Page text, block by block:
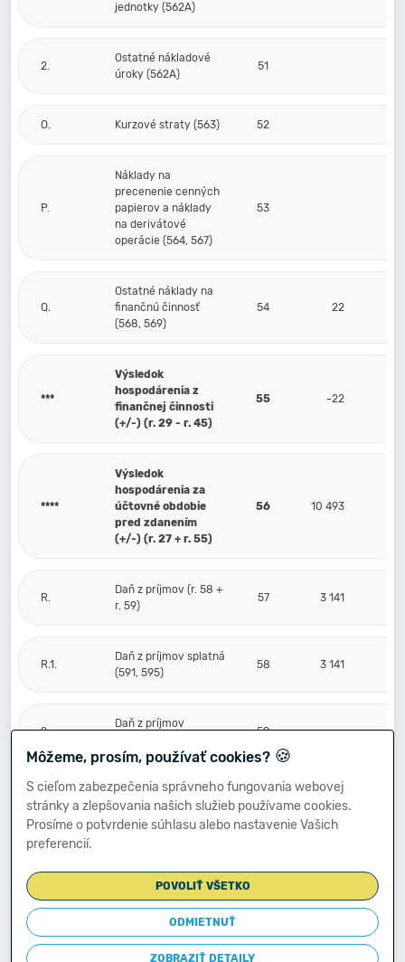
jednotky (562A)
2.
Ostatné nákladové
úroky (562A)
51
O. Kurzové straty (563) 52
P.
Náklady na
precenenie cenných
papierov a náklady
na derivátové
operácie (564, 567)
53
Q.
Ostatné náklady na
finančnú činnosť
(568, 569)
54 22
***
Výsledok
hospodárenia z
finančnej činnosti
(+/-) (r. 29 - r. 45)
55 -22
****
Výsledok
hospodárenia za
účtovné obdobie
pred zdanením
(+/-) (r. 27 + r. 55)
56 10 493
R.
Daň z príjmov (r. 58 +
r. 59)
57 3 141
R.1.
Daň z príjmov splatná
(591, 595)
58 3 141
2.
Daň z príjmov
59
S.
Prevod podielov na
výsledku
hospodárenia
60
****
Výsledok
hospodárenia za
účtovné obdobie po
zdanení (+/-) (r. 56
61 7 352
Môžeme, prosím, používať cookies? 🍪
S cieľom zabezpečenia správneho fungovania webovej
stránky a zlepšovania našich služieb používame cookies.
Prosíme o potvrdenie súhlasu alebo nastavenie Vašich
preferencií.
POVOLIŤ VŠETKO
ODMIETNUŤ
ZOBRAZIŤ DETAILY